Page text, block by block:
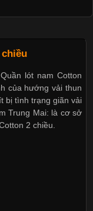
xây dựng hình ảnh
sự phát triển của
Quần lót nam Cotton
của hướng vải thun
bị tình trạng giãn vải
Trung Mai: là cơ sở
2 chiều.